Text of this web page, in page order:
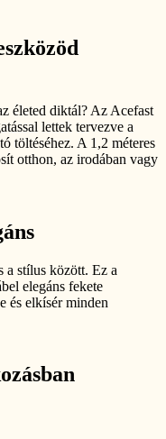
életed diktál? Az Acefast
lettek tervezve a
töltéséhez. A 1,2 méteres
otthon, az irodában vagy
a stílus között. Ez a
elegáns fekete
és elkísér minden